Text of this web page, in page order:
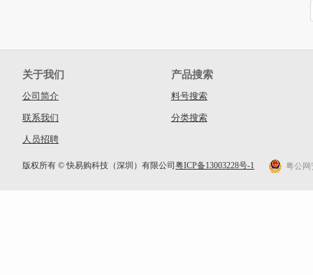
关于我们
公司简介
联系我们
人员招聘
产品搜索
料号搜索
分类搜索
版权所有 © 快易购科技（深圳）有限公司 粤ICP备13003228号-1 粤公网